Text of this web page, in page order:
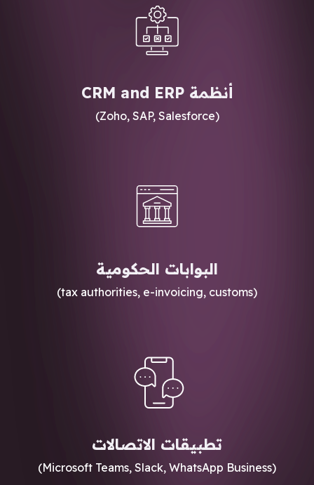
أنظمة CRM and ERP
(Zoho, SAP, Salesforce)
البوابات الحكومية
(tax authorities, e-invoicing, customs)
تطبيقات الاتصالات
(Microsoft Teams, Slack, WhatsApp Business)